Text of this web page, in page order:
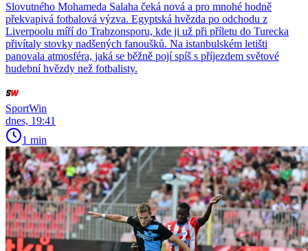
Slovutného Mohameda Salaha čeká nová a pro mnohé hodně
překvapivá fotbalová výzva. Egyptská hvězda po odchodu z
Liverpoolu míří do Trabzonsporu, kde ji už při příletu do Turecka
přivítaly stovky nadšených fanoušků. Na istanbulském letišti
panovala atmosféra, jaká se běžně pojí spíš s příjezdem světové
hudební hvězdy než fotbalisty.
SportWin
dnes, 19:41
1 min